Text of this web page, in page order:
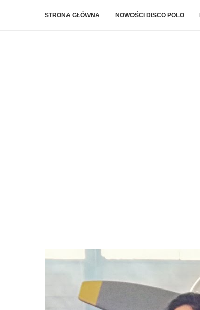
STRONA GŁÓWNA NOWOŚCI DISCO POLO